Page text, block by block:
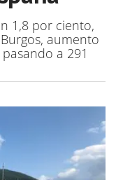
1,8 por ciento,
aumento
a 291